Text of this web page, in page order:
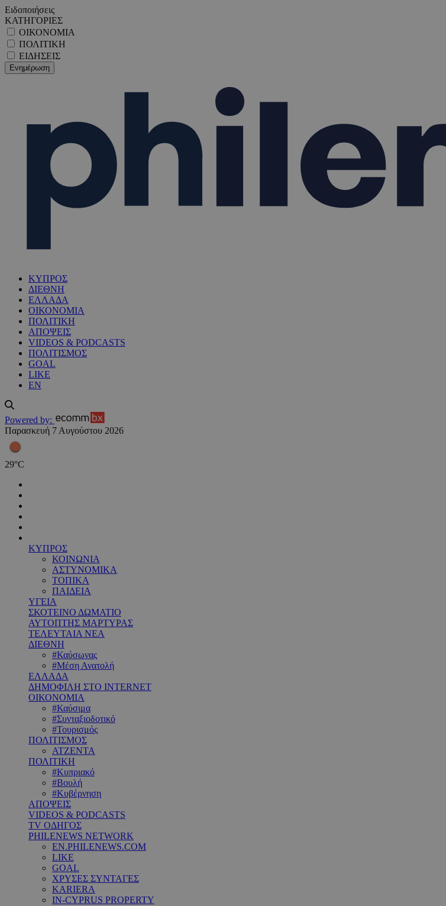
Ειδοποιήσεις
ΚΑΤΗΓΟΡΙΕΣ
ΟΙΚΟΝΟΜΙΑ
ΠΟΛΙΤΙΚΗ
ΕΙΔΗΣΕΙΣ
ΚΥΠΡΟΣ
ΔΙΕΘΝΗ
ΕΛΛΑΔΑ
ΟΙΚΟΝΟΜΙΑ
ΠΟΛΙΤΙΚΗ
ΑΠΟΨΕΙΣ
VIDEOS & PODCASTS
ΠΟΛΙΤΙΣΜΟΣ
GOAL
LIKE
EN
Powered by:
Παρασκευή 7 Αυγούστου 2026
29°C
ΚΥΠΡΟΣ
ΚΟΙΝΩΝΙΑ
ΑΣΤΥΝΟΜΙΚΑ
ΤΟΠΙΚΑ
ΠΑΙΔΕΙΑ
ΥΓΕΙΑ
ΣΚΟΤΕΙΝΟ ΔΩΜΑΤΙΟ
ΑΥΤΟΠΤΗΣ ΜΑΡΤΥΡΑΣ
ΤΕΛΕΥΤΑΙΑ ΝΕΑ
ΔΙΕΘΝΗ
#Καύσωνας
#Μέση Ανατολή
ΕΛΛΑΔΑ
ΔΗΜΟΦΙΛΗ ΣΤΟ INTERNET
ΟΙΚΟΝΟΜΙΑ
#Καύσιμα
#Συνταξιοδοτικό
#Τουρισμός
ΠΟΛΙΤΙΣΜΟΣ
ΑΤΖΕΝΤΑ
ΠΟΛΙΤΙΚΗ
#Κυπριακό
#Βουλή
#Κυβέρνηση
ΑΠΟΨΕΙΣ
VIDEOS & PODCASTS
TV ΟΔΗΓΟΣ
PHILENEWS NETWORK
EN.PHILENEWS.COM
LIKE
GOAL
ΧΡΥΣΕΣ ΣΥΝΤΑΓΕΣ
KARIERA
IN-CYPRUS PROPERTY